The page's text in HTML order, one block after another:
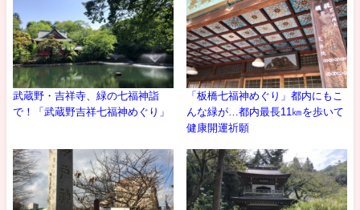
武蔵野・吉祥寺、緑の七福神詣
で！「武蔵野吉祥七福神めぐり」
「板橋七福神めぐり」都内にもこ
んな緑が…都内最長11㎞を歩いて
健康開運祈願